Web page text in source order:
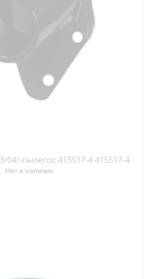
04/-пылесос 415517-4 415517-4
Нет в наличии